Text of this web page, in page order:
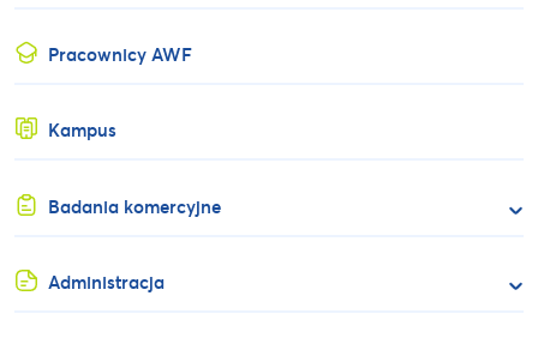
Pracownicy AWF
Kampus
Badania komercyjne
Administracja